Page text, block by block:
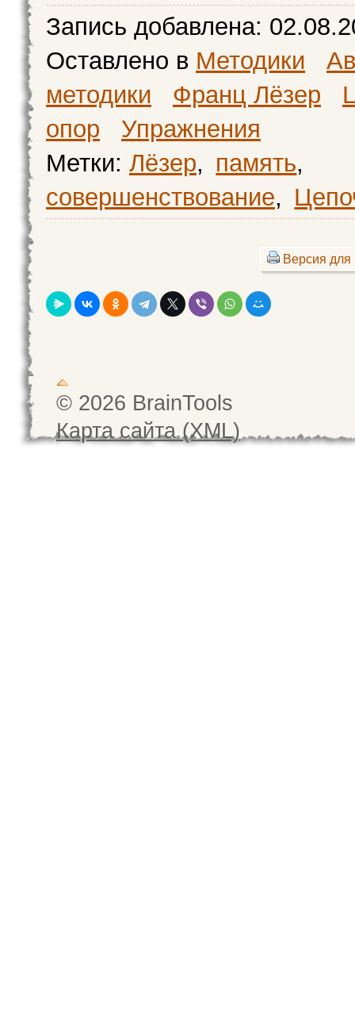
Запись добавлена:
Оставлено в Методики
методики
Франц Лёзер
опор
Упражнения
Метки: Лёзер, память,
совершенствование,
Версия для
© 2026 BrainTools
Карта сайта (XML)